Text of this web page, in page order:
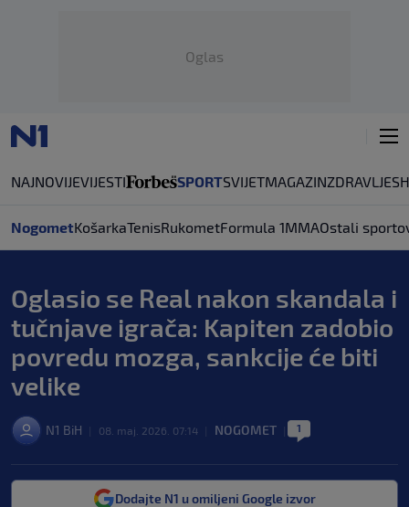
Oglas
NAJNOVIJEVIJESTI SPORTSVIJETMAGAZINZDRAVLJE
NogometKošarkaTenisRukometFormula 1MMAOstali
Oglasio se Real nakon skandala i
tučnjave igrača: Kapiten zadobio
povredu mozga, sankcije će biti
velike
N1 BiH 08. maj. 2026. 07:14 NOGOMET 1
Dodajte N1 u omiljeni Google izvor